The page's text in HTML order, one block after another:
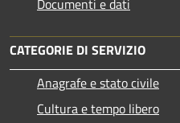
CATEGORIE DI SERVIZIO
Anagrafe e stato civile
Cultura e tempo libero